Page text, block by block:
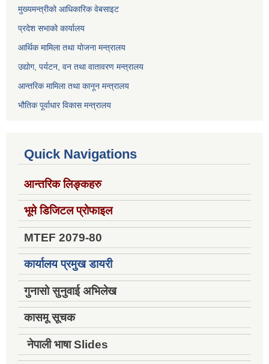
मुख्यमन्त्रीको आधिकारिक वेबसाइट
प्रदेश सभाको कार्यालय
आर्थिक मामिला तथा योजना मन्त्रालय
उद्योग, पर्यटन, वन तथा वातावरण मन्त्रालय
आन्तरिक मामिला तथा कानून मन्त्रालय
भौतिक पूर्वाधार विकास मन्त्रालय
Quick Navigations
आन्तरिक लिङ्कहरु
भूमे डिजिटल प्रोफाइल
MTEF 2079-80
कार्यालय प्रमुख डायरी
गुनासो सुनुवाई अभिलेख
कासमू सूचक
नेपाली भाषा Slides